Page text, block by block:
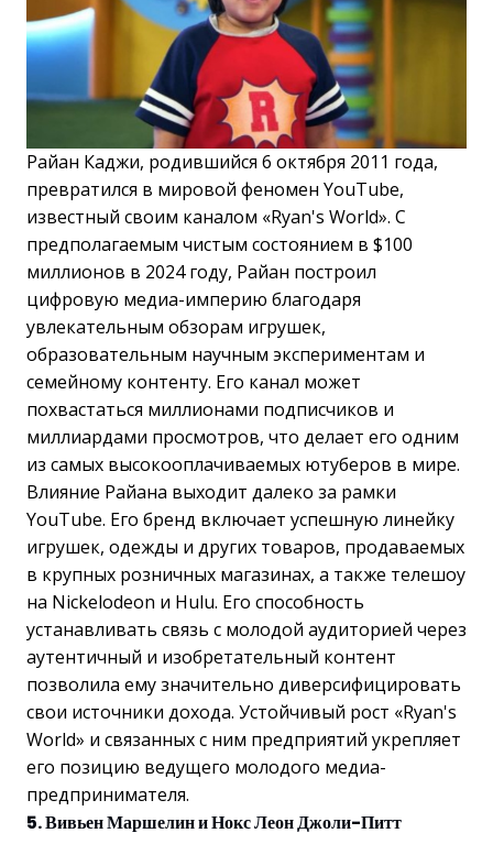
Райан Каджи, родившийся 6 октября 2011 года,
превратился в мировой феномен YouTube,
известный своим каналом «Ryan's World». С
предполагаемым чистым состоянием в $100
миллионов в 2024 году, Райан построил
цифровую медиа-империю благодаря
увлекательным обзорам игрушек,
образовательным научным экспериментам и
семейному контенту. Его канал может
похвастаться миллионами подписчиков и
миллиардами просмотров, что делает его одним
из самых высокооплачиваемых ютуберов в мире.
Влияние Райана выходит далеко за рамки
YouTube. Его бренд включает успешную линейку
игрушек, одежды и других товаров, продаваемых
в крупных розничных магазинах, а также телешоу
на Nickelodeon и Hulu. Его способность
устанавливать связь с молодой аудиторией через
аутентичный и изобретательный контент
позволила ему значительно диверсифицировать
свои источники дохода. Устойчивый рост «Ryan's
World» и связанных с ним предприятий укрепляет
его позицию ведущего молодого медиа-
предпринимателя.
5. Вивьен Маршелин и Нокс Леон Джоли-Питт